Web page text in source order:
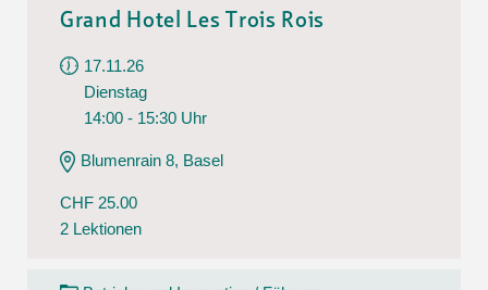
Grand Hotel Les Trois Rois
17.11.26
Dienstag
14:00 - 15:30 Uhr
Blumenrain 8, Basel
CHF 25.00
2 Lektionen